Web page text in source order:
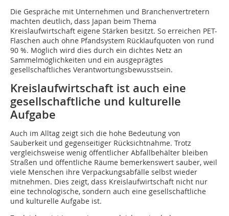
Die Gespräche mit Unternehmen und Branchenvertretern
machten deutlich, dass Japan beim Thema
Kreislaufwirtschaft eigene Stärken besitzt. So erreichen PET-
Flaschen auch ohne Pfandsystem Rücklaufquoten von rund
90 %. Möglich wird dies durch ein dichtes Netz an
Sammelmöglichkeiten und ein ausgeprägtes
gesellschaftliches Verantwortungsbewusstsein.
Kreislaufwirtschaft ist auch eine
gesellschaftliche und kulturelle
Aufgabe
Auch im Alltag zeigt sich die hohe Bedeutung von
Sauberkeit und gegenseitiger Rücksichtnahme. Trotz
vergleichsweise wenig öffentlicher Abfallbehälter bleiben
Straßen und öffentliche Räume bemerkenswert sauber, weil
viele Menschen ihre Verpackungsabfälle selbst wieder
mitnehmen. Dies zeigt, dass Kreislaufwirtschaft nicht nur
eine technologische, sondern auch eine gesellschaftliche
und kulturelle Aufgabe ist.